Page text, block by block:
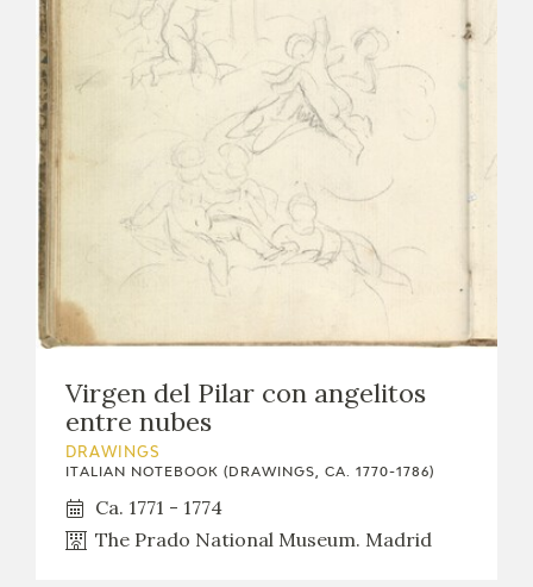
Virgen del Pilar con angelitos
entre nubes
DRAWINGS
ITALIAN NOTEBOOK (DRAWINGS, CA. 1770-1786)
Ca. 1771 - 1774
The Prado National Museum. Madrid